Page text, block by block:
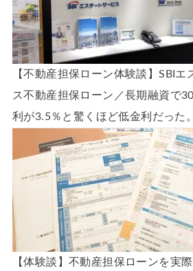
【不動産担保ローン体験談】SBIエ
ス不動産担保ローン／長期融資で
利が3.5％と驚くほど低金利だった。
【体験談】不動産担保ローンを実